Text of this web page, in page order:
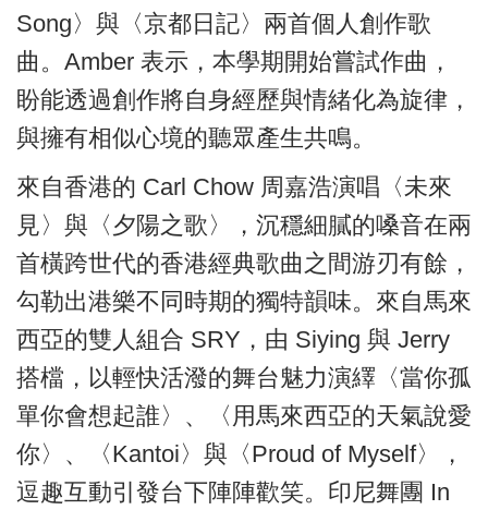
Song〉與〈京都日記〉兩首個人創作歌
曲。Amber 表示，本學期開始嘗試作曲，
盼能透過創作將自身經歷與情緒化為旋律，
與擁有相似心境的聽眾產生共鳴。
來自香港的 Carl Chow 周嘉浩演唱〈未來
見〉與〈夕陽之歌〉，沉穩細膩的嗓音在兩
首橫跨世代的香港經典歌曲之間游刃有餘，
勾勒出港樂不同時期的獨特韻味。來自馬來
西亞的雙人組合 SRY，由 Siying 與 Jerry
搭檔，以輕快活潑的舞台魅力演繹〈當你孤
單你會想起誰〉、〈用馬來西亞的天氣說愛
你〉、〈Kantoi〉與〈Proud of Myself〉，
逗趣互動引發台下陣陣歡笑。印尼舞團 In